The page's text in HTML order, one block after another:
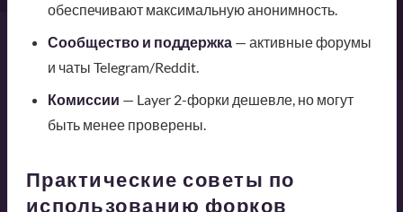
обеспечивают максимальную анонимность.
Сообщество и поддержка— активные форумы
и чаты Telegram/Reddit.
Комиссии — Layer 2-форки дешевле, но могут
быть менее проверены.
Практические советы по
использованию форков